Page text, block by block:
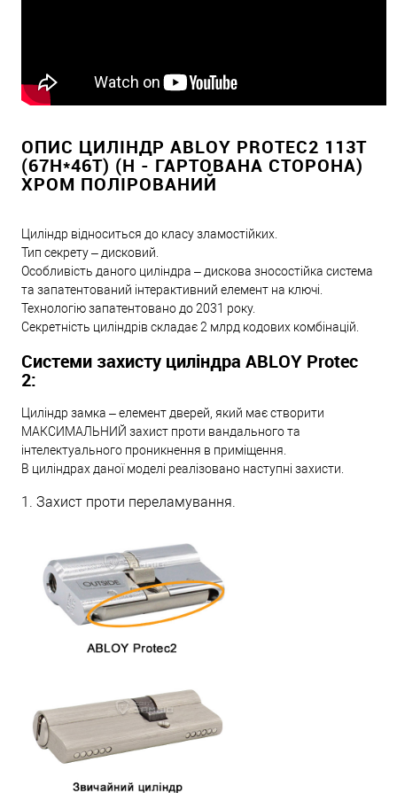
ОПИС ЦИЛІНДР ABLOY PROTEC2 113T
(67Н*46T) (Н - ГАРТОВАНА СТОРОНА)
ХРОМ ПОЛІРОВАНИЙ
Циліндр відноситься до класу зламостійких.
Тип секрету – дисковий.
Особливість даного циліндра – дискова зносостійка система
та запатентований інтерактивний елемент на ключі.
Технологію запатентовано до 2031 року.
Секретність циліндрів складає 2 млрд кодових комбінацій.
Системи захисту циліндра ABLOY Protec
2:
Циліндр замка – елемент дверей, який має створити
МАКСИМАЛЬНИЙ захист проти вандального та
інтелектуального проникнення в приміщення.
В циліндрах даної моделі реалізовано наступні захисти.
1. Захист проти переламування.